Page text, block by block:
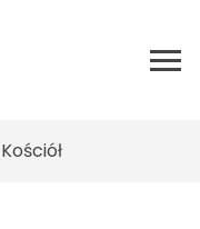
Kościół